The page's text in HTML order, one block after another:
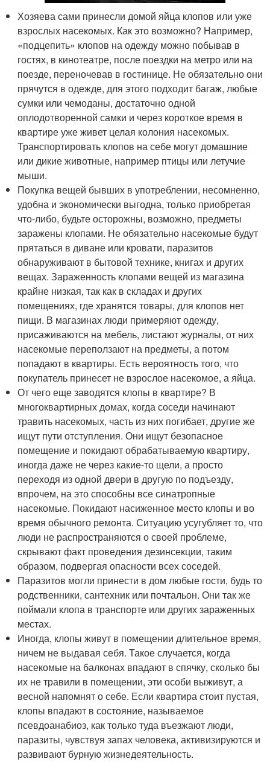
Хозяева сами принесли домой яйца клопов или уже
взрослых насекомых. Как это возможно? Например,
«подцепить» клопов на одежду можно побывав в
гостях, в кинотеатре, после поездки на метро или на
поезде, переночевав в гостинице. Не обязательно они
прячутся в одежде, для этого подходит багаж, любые
сумки или чемоданы, достаточно одной
оплодотворенной самки и через короткое время в
квартире уже живет целая колония насекомых.
Транспортировать клопов на себе могут домашние
или дикие животные, например птицы или летучие
мыши.
Покупка вещей бывших в употреблении, несомненно,
удобна и экономически выгодна, только приобретая
что-либо, будьте осторожны, возможно, предметы
заражены клопами. Не обязательно насекомые будут
прятаться в диване или кровати, паразитов
обнаруживают в бытовой технике, книгах и других
вещах. Зараженность клопами вещей из магазина
крайне низкая, так как в складах и других
помещениях, где хранятся товары, для клопов нет
пищи. В магазинах люди примеряют одежду,
присаживаются на мебель, листают журналы, от них
насекомые переползают на предметы, а потом
попадают в квартиры. Есть вероятность того, что
покупатель принесет не взрослое насекомое, а яйца.
От чего еще заводятся клопы в квартире? В
многоквартирных домах, когда соседи начинают
травить насекомых, часть из них погибает, другие же
ищут пути отступления. Они ищут безопасное
помещение и покидают обрабатываемую квартиру,
иногда даже не через какие-то щели, а просто
переходя из одной двери в другую по подъезду,
впрочем, на это способны все синатропные
насекомые. Покидают насиженное место клопы и во
время обычного ремонта. Ситуацию усугубляет то, что
люди не распространяются о своей проблеме,
скрывают факт проведения дезинсекции, таким
образом, подвергая опасности всех соседей.
Паразитов могли принести в дом любые гости, будь то
родственники, сантехник или почтальон. Они так же
поймали клопа в транспорте или других зараженных
местах.
Иногда, клопы живут в помещении длительное время,
ничем не выдавая себя. Такое случается, когда
насекомые на балконах впадают в спячку, сколько бы
их не травили в помещении, эти особи выживут, а
весной напомнят о себе. Если квартира стоит пустая,
клопы впадают в состояние, называемое
псевдоанабиоз, как только туда въезжают люди,
паразиты, чувствуя запах человека, активизируются и
развивают бурную жизнедеятельность.